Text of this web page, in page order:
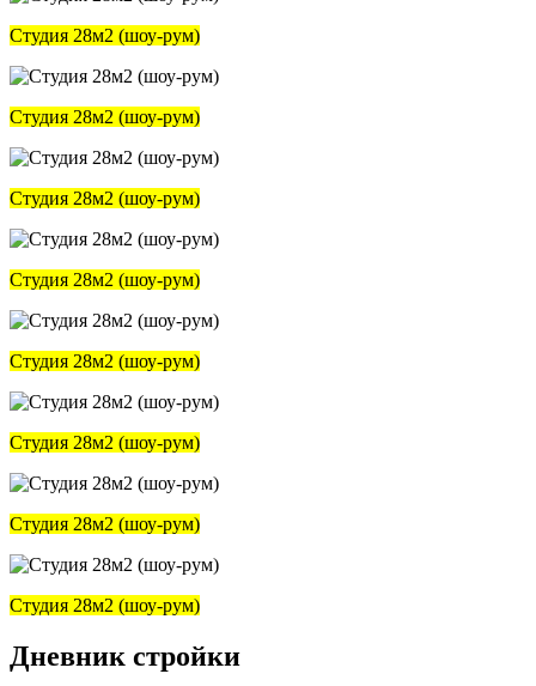
Студия 28м2 (шоу-рум)
Студия 28м2 (шоу-рум)
Студия 28м2 (шоу-рум)
Студия 28м2 (шоу-рум)
Студия 28м2 (шоу-рум)
Студия 28м2 (шоу-рум)
Студия 28м2 (шоу-рум)
Студия 28м2 (шоу-рум)
Дневник стройки